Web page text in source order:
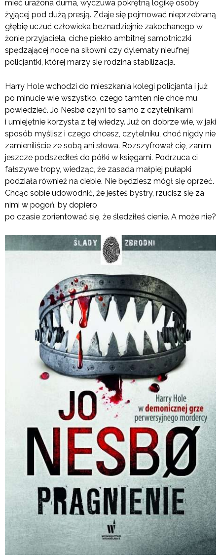
mieć urażona duma, wyczuwa pokrętną logikę osoby
żyjącej pod dużą presją. Zdaje się pojmować nieprzebraną
głębię uczuć człowieka beznadziejnie zakochanego w
żonie przyjaciela, ciche piekło ambitnej samotniczki
spędzającej noce na siłowni czy dylematy nieufnej
policjantki, której marzy się rodzina stabilizacja.
Harry Hole wchodzi do mieszkania kolegi policjanta i już
po minucie wie wszystko, czego tamten nie chce mu
powiedzieć. Jo Nesbø czyni to samo z czytelnikami
i umiejętnie korzysta z tej wiedzy. Już on dobrze wie, w jaki
sposób myślisz i czego chcesz, czytelniku, choć nigdy nie
zamieniliście ze sobą ani słowa. Rozszyfrował cię, zanim
jeszcze podszedłeś do półki w księgarni. Podrzuca ci
fałszywe tropy, wiedząc, że zasada małpiej pułapki
podziała również na ciebie. Nie będziesz mógł się oprzeć.
Chcąc sobie udowodnić, że jesteś bystry, rzucisz się za
nimi w pogoń, by dopiero
po czasie zorientować się, że śledziłeś cienie. A może nie?